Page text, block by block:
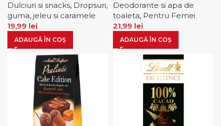
Dulciuri si snacks, Dropsuri,
guma, jeleu si caramele
19,99 lei
ADAUGĂ ÎN COȘ
Deodorante si apa de
toaleta, Pentru Femei
21,99 lei
ADAUGĂ ÎN COȘ